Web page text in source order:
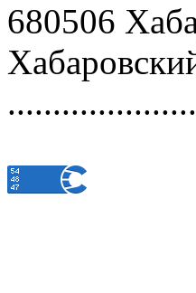
680506